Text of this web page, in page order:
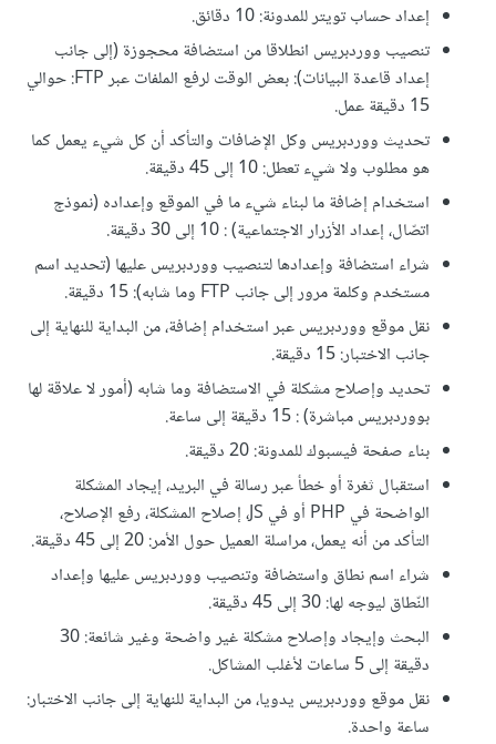
إعداد حساب تويتر للمدونة: 10 دقائق.
تنصيب ووردبريس انطلاقا من استضافة محجوزة (إلى جانب
إعداد قاعدة البيانات): بعض الوقت لرفع الملفات عبر FTP: حوالي
15 دقيقة عمل.
تحديث ووردبريس وكل الإضافات والتأكد أن كل شيء يعمل كما
هو مطلوب ولا شيء تعطل: 10 إلى 45 دقيقة.
استخدام إضافة ما لبناء شيء ما في الموقع وإعداده (نموذج
اتصّال، إعداد الأزرار الاجتماعية) : 10 إلى 30 دقيقة.
شراء استضافة وإعدادها لتنصيب ووردبريس عليها (تحديد اسم
مستخدم وكلمة مرور إلى جانب FTP وما شابه): 15 دقيقة.
نقل موقع ووردبريس عبر استخدام إضافة، من البداية للنهاية إلى
جانب الاختبار: 15 دقيقة.
تحديد وإصلاح مشكلة في الاستضافة وما شابه (أمور لا علاقة لها
بووردبريس مباشرة) : 15 دقيقة إلى ساعة.
بناء صفحة فيسبوك للمدونة: 20 دقيقة.
استقبال ثغرة أو خطأ عبر رسالة في البريد، إيجاد المشكلة
الواضحة في PHP أو في JS، إصلاح المشكلة، رفع الإصلاح،
التأكد من أنه يعمل، مراسلة العميل حول الأمر: 20 إلى 45 دقيقة.
شراء اسم نطاق واستضافة وتنصيب ووردبريس عليها وإعداد
النّطاق ليوجه لها: 30 إلى 45 دقيقة.
البحث وإيجاد وإصلاح مشكلة غير واضحة وغير شائعة: 30
دقيقة إلى 5 ساعات لأغلب المشاكل.
نقل موقع ووردبريس يدويا، من البداية للنهاية إلى جانب الاختبار:
ساعة واحدة.